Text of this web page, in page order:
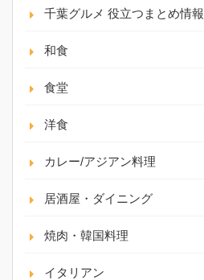
千葉グルメ 役立つまとめ情報
和食
食堂
洋食
カレー/アジアン料理
居酒屋・ダイニング
焼肉・韓国料理
イタリアン